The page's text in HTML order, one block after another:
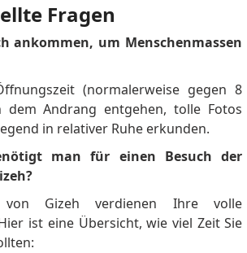
Fragen
ankommen, um Menschenmassen
(normalerweise gegen 8
Andrang entgehen, tolle Fotos
in relativer Ruhe erkunden.
man für einen Besuch der
von Gizeh verdienen Ihre volle
ist eine Übersicht, wie viel Zeit Sie